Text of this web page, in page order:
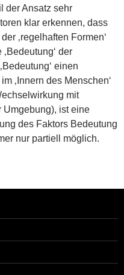
der Ansatz sehr
klar erkennen, dass
‚regelhaften Formen‘
der
einen
‚Innern des Menschen‘
mit
Umgebung), ist eine
des Faktors Bedeutung
nur partiell möglich.